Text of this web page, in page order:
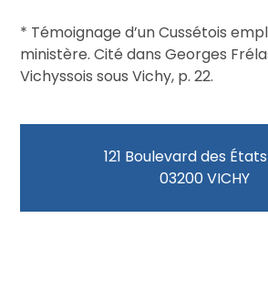
* Témoignage d’un Cussétois
ministère. Cité dans Georges
Vichyssois sous Vichy, p. 22.
121 Boulevard des
03200 VICHY